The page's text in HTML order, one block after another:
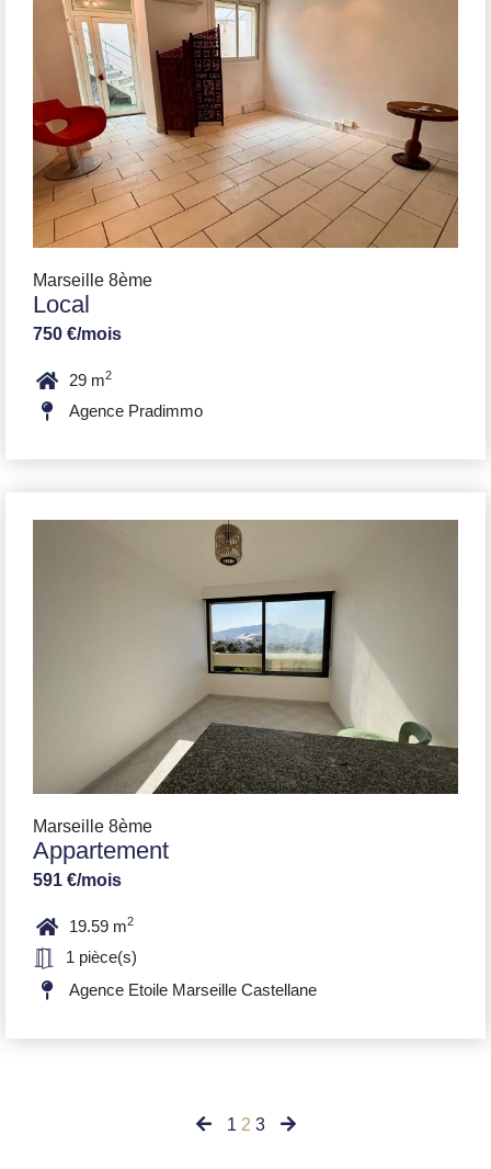
Marseille 8ème
Local
750 €/mois
29 m2
Agence Pradimmo
Marseille 8ème
Appartement
591 €/mois
19.59 m2
1 pièce(s)
Agence Etoile Marseille Castellane
1 2 3